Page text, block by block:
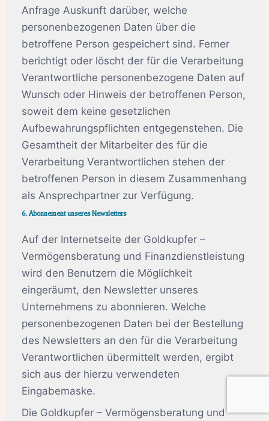
Anfrage Auskunft darüber, welche
personenbezogenen Daten über die
betroffene Person gespeichert sind. Ferner
berichtigt oder löscht der für die Verarbeitung
Verantwortliche personenbezogene Daten auf
Wunsch oder Hinweis der betroffenen Person,
soweit dem keine gesetzlichen
Aufbewahrungspflichten entgegenstehen. Die
Gesamtheit der Mitarbeiter des für die
Verarbeitung Verantwortlichen stehen der
betroffenen Person in diesem Zusammenhang
als Ansprechpartner zur Verfügung.
6. Abonnement unseres Newsletters
Auf der Internetseite der Goldkupfer –
Vermögensberatung und Finanzdienstleistung
wird den Benutzern die Möglichkeit
eingeräumt, den Newsletter unseres
Unternehmens zu abonnieren. Welche
personenbezogenen Daten bei der Bestellung
des Newsletters an den für die Verarbeitung
Verantwortlichen übermittelt werden, ergibt
sich aus der hierzu verwendeten
Eingabemaske.
Die Goldkupfer – Vermögensberatung und